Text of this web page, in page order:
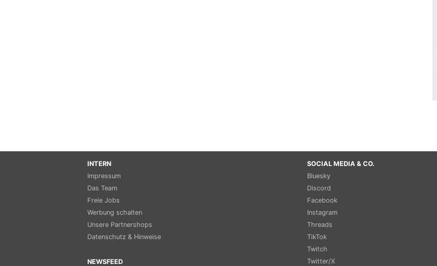
INTERN
Impressum
Das Team
Freie Jobs
Werbung schalten
Unsere Partnershops
Datenschutz & Hinweise
NEWSFEED
SOCIAL MEDIA & CO.
Bluesky
Discord
Facebook
Instagram
Threads
TikTok
Twitch
Twitter/X